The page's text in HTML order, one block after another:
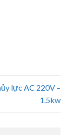
lực AC 220V –
1.5kw